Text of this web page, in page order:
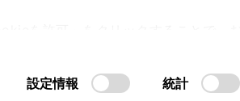
さい。
設定情報 統計